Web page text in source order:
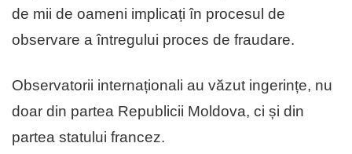
de mii de oameni implicați în procesul de
observare a întregului proces de fraudare.
Observatorii internaționali au văzut ingerințe, nu
doar din partea Republicii Moldova, ci și din
partea statului francez.